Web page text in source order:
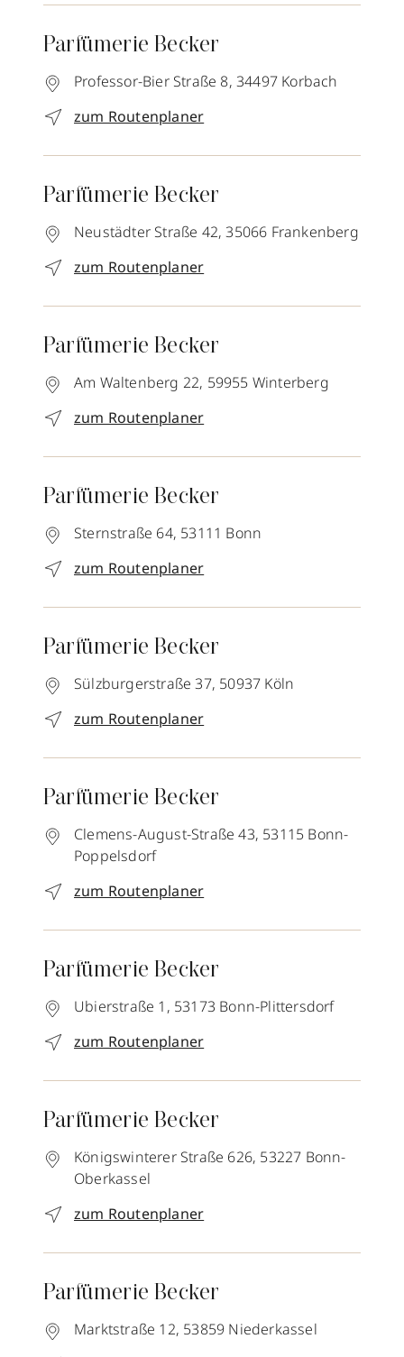
Parfümerie Becker
Professor-Bier Straße 8, 34497 Korbach
zum Routenplaner
Parfümerie Becker
Neustädter Straße 42, 35066 Frankenberg
zum Routenplaner
Parfümerie Becker
Am Waltenberg 22, 59955 Winterberg
zum Routenplaner
Parfümerie Becker
Sternstraße 64, 53111 Bonn
zum Routenplaner
Parfümerie Becker
Sülzburgerstraße 37, 50937 Köln
zum Routenplaner
Parfümerie Becker
Clemens-August-Straße 43, 53115 Bonn-
Poppelsdorf
zum Routenplaner
Parfümerie Becker
Ubierstraße 1, 53173 Bonn-Plittersdorf
zum Routenplaner
Parfümerie Becker
Königswinterer Straße 626, 53227 Bonn-
Oberkassel
zum Routenplaner
Parfümerie Becker
Marktstraße 12, 53859 Niederkassel